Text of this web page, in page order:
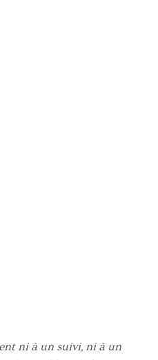
ni à un suivi, ni à un